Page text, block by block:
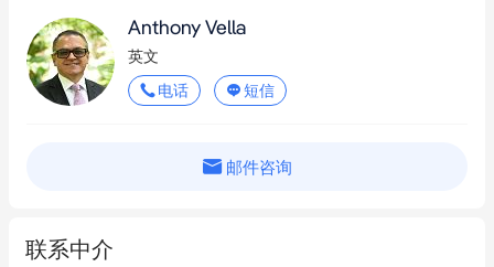
Anthony Vella
英文
电话
短信
邮件咨询
联系中介